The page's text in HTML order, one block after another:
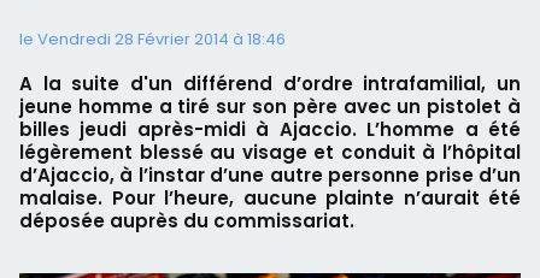
le Vendredi 28 Février 2014 à 18:46
A la suite d'un différend d’ordre intrafamilial, un
jeune homme a tiré sur son père avec un pistolet à
billes jeudi après-midi à Ajaccio. L’homme a été
légèrement blessé au visage et conduit à l’hôpital
d’Ajaccio, à l’instar d’une autre personne prise d’un
malaise. Pour l’heure, aucune plainte n’aurait été
déposée auprès du commissariat.